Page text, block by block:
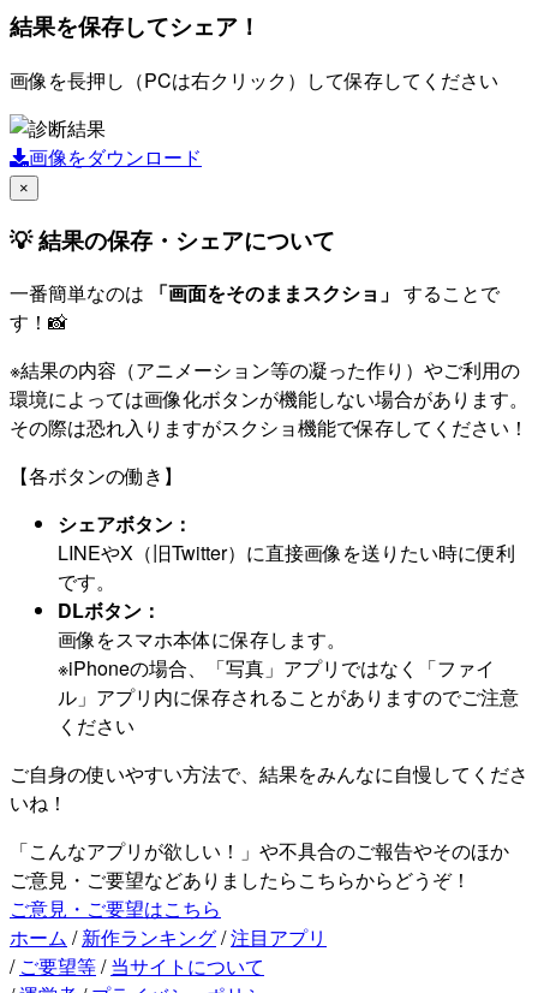
結果を保存してシェア！
画像を長押し（PCは右クリック）して保存してください
画像をダウンロード
×
💡 結果の保存・シェアについて
一番簡単なのは 「画面をそのままスクショ」 することで
す！📸
※結果の内容（アニメーション等の凝った作り）やご利用の
環境によっては画像化ボタンが機能しない場合があります。
その際は恐れ入りますがスクショ機能で保存してください！
【各ボタンの働き】
シェアボタン：
LINEやX（旧Twitter）に直接画像を送りたい時に便利
です。
DLボタン：
画像をスマホ本体に保存します。
※iPhoneの場合、「写真」アプリではなく「ファイ
ル」アプリ内に保存されることがありますのでご注意
ください
ご自身の使いやすい方法で、結果をみんなに自慢してくださ
いね！
「こんなアプリが欲しい！」や不具合のご報告やそのほか
ご意見・ご要望などありましたらこちらからどうぞ！
ご意見・ご要望はこちら
ホーム / 新作ランキング/注目アプリ
/ ご要望等/ 当サイトについて